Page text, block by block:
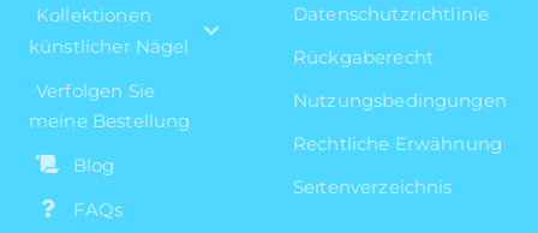
Kollektionen
künstlicher Nägel
Verfolgen Sie
meine Bestellung
Blog
FAQs
Datenschutzrichtlinie
Rückgaberecht
Nutzungsbedingungen
Rechtliche Erwähnung
Seitenverzeichnis